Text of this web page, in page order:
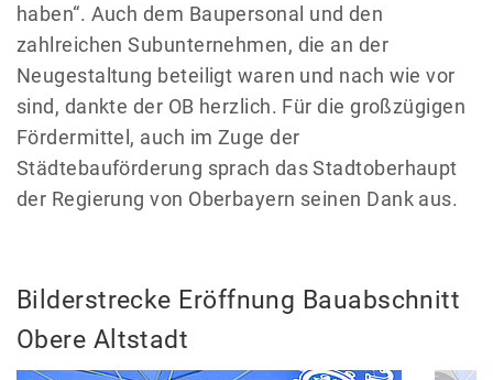
haben“. Auch dem Baupersonal und den
zahlreichen Subunternehmen, die an der
Neugestaltung beteiligt waren und nach wie vor
sind, dankte der OB herzlich. Für die großzügigen
Fördermittel, auch im Zuge der
Städtebauförderung sprach das Stadtoberhaupt
der Regierung von Oberbayern seinen Dank aus.
Bilderstrecke Eröffnung Bauabschnitt
Obere Altstadt